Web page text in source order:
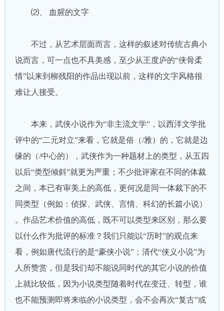
⑵、 血腥的文字
不过，从艺术层面而言，这样的叙述对传统古典小
说而言，可一点也不具美感，至少从王度庐的“侠骨柔
情”以来到柳残阳的作品出现以前，这样的文字风格很
难让人接受。
本来，武侠小说作为“非主流文学”，以西洋文学批
评中的“二元对立”来看，它就是俗（/雅）的，它就是边
缘的（/中心的），武侠作为一种题材上的类型，从五四
以后“类型倾斜”就更为严重；不少批评家在不同的体裁
之间，本已有审美上的高低，更何况是同一体裁下的不
同类型（例如：侦探、武侠、言情、科幻的长篇小说）
。作品艺术价值的高低，既不可以类型来区别，那么要
以什么作为批评的标准？我们只能以“历时”的观点来
看，例如唐代流行的是“豪侠小说”；清代“侠义小说”为
人所赞赏，但是我们却不能说同时代的其它小说的价值
上就比较低，因为小说类型随着时代在变迁、转型，谁
也不能预测即将来临的小说类型，会不会再次“复古”或